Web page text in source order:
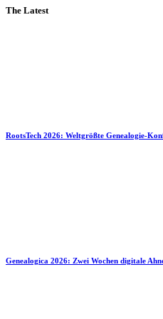
The Latest
RootsTech 2026: Weltgrößte Genealogie-
Genealogica 2026: Zwei Wochen digitale